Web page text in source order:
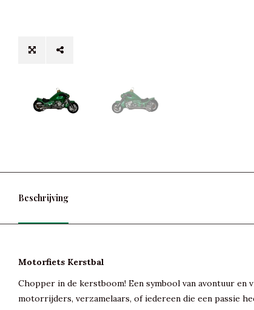
Beschrijving
Motorfiets Kerstbal
Chopper in de kerstboom! Een symbool van avontuur
motorrijders, verzamelaars, of iedereen die een passie